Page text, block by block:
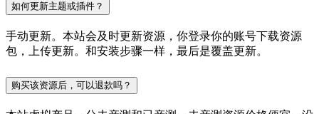
如何更新主题或插件？
手动更新。本站会及时更新资源，你登录你的账号下载资源
包，上传更新。和安装步骤一样，最后是覆盖更新。
购买该资源后，可以退款吗？